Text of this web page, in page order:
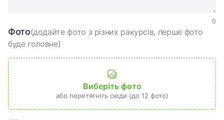
0
Фото(додайте фото з різних ракурсів, перше фото
буде головне)
Виберіть фото
або перетягніть сюди (до 12 фото)